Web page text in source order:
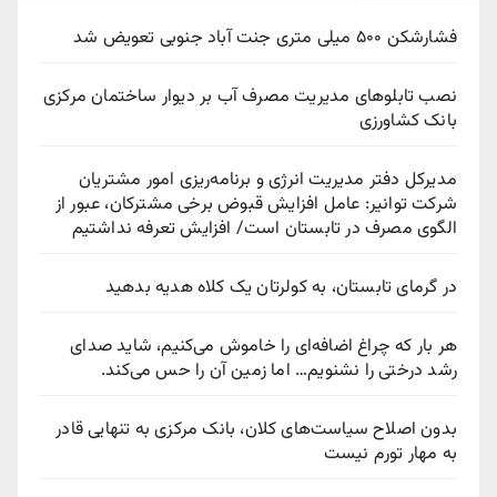
فشارشکن ۵۰۰ میلی متری جنت آباد جنوبی تعویض شد
نصب تابلوهای مدیریت مصرف آب بر دیوار ساختمان مرکزی
بانک کشاورزی
مدیرکل دفتر مدیریت انرژی و برنامه‌ریزی امور مشتریان
شرکت توانیر: عامل افزایش قبوض برخی مشترکان، عبور از
الگوی مصرف در تابستان است/ افزایش تعرفه نداشتیم
در گرمای تابستان، به کولرتان یک کلاه هدیه بدهید
هر بار که چراغ اضافه‌ای را خاموش می‌کنیم، شاید صدای
رشد درختی را نشنویم… اما زمین آن را حس می‌کند.
بدون اصلاح سیاست‌های کلان، بانک مرکزی به تنهایی قادر
به مهار تورم نیست